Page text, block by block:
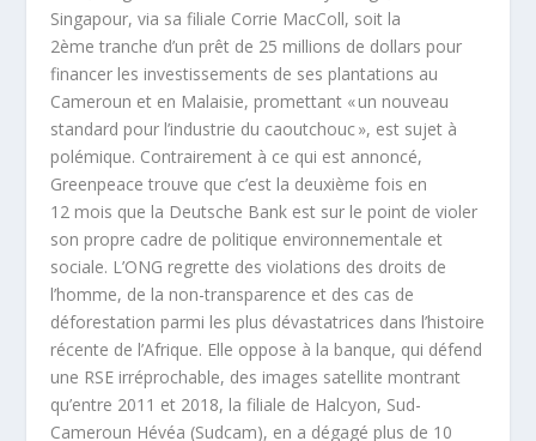
Singapour, via sa filiale Corrie MacColl, soit la
2ème tranche d’un prêt de 25 millions de dollars pour
financer les investissements de ses plantations au
Cameroun et en Malaisie, promettant « un nouveau
standard pour l’industrie du caoutchouc », est sujet à
polémique. Contrairement à ce qui est annoncé,
Greenpeace trouve que c’est la deuxième fois en
12 mois que la Deutsche Bank est sur le point de violer
son propre cadre de politique environnementale et
sociale. L’ONG regrette des violations des droits de
l’homme, de la non-transparence et des cas de
déforestation parmi les plus dévastatrices dans l’histoire
récente de l’Afrique. Elle oppose à la banque, qui défend
une RSE irréprochable, des images satellite montrant
qu’entre 2011 et 2018, la filiale de Halcyon, Sud-
Cameroun Hévéa (Sudcam), en a dégagé plus de 10